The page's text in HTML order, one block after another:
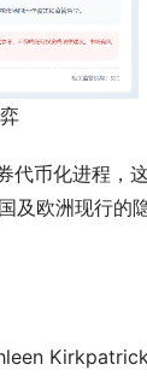
币化进程，
及欧洲现行的